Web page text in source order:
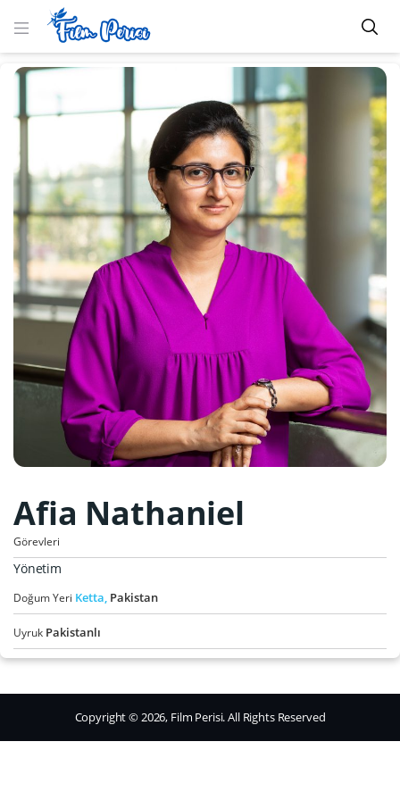
Afia Nathaniel
Görevleri
Yönetim
Doğum Yeri Ketta, Pakistan
Uyruk Pakistanlı
Copyright © 2026, Film Perisi. All Rights Reserved